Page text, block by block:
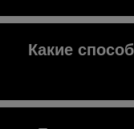
Да. Вы
свободной
Какие